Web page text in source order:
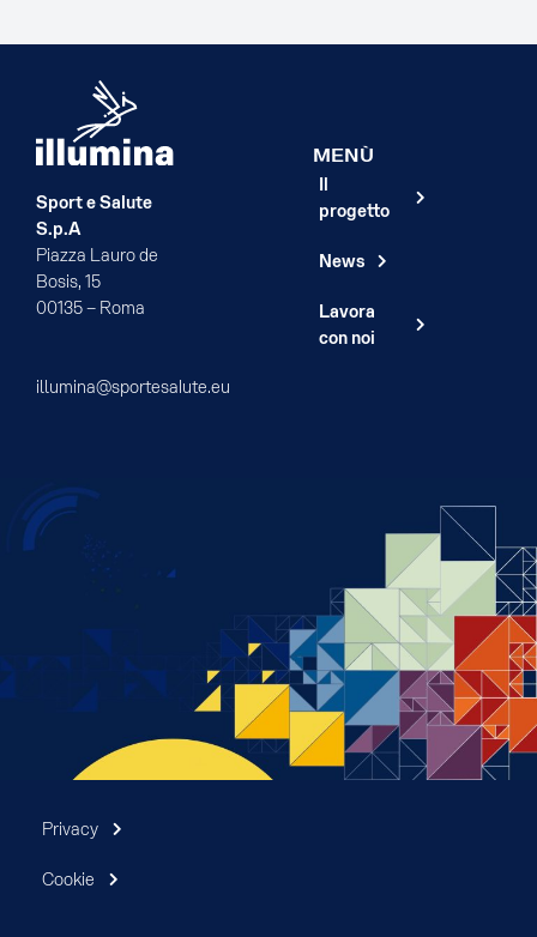
Sport e Salute
S.p.A
Piazza Lauro de
Bosis, 15
00135 – Roma
illumina@sportesalute.eu
MENÙ
progetto
News
Lavora
con noi
Privacy
Cookie